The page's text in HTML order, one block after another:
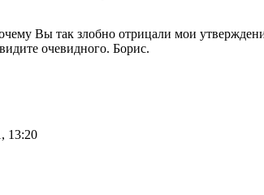
Вы так злобно отрицали мои
очевидного. Борис.
13:20